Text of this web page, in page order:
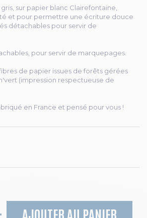
sur papier blanc Clairefontaine,
et pour permettre une écriture douce
détachables pour servir de
pour servir de marquepages.
de papier issues de forêts gérées
(impression respectueuse de
en France et pensé pour vous !
AJOUTER AU PANIER